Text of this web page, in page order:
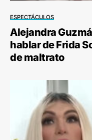
ESPECTÁCULOS
Alejandra
hablar de Frida
de maltrato